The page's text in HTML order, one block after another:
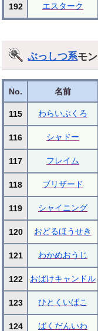
192 エスターク
ぶっしつ系モ
No. 名前
115 わらいぶくろ
116 シャドー
117 フレイム
118 ブリザード
119 シャイニング
120 おどるほうせき
121 わかめおうじ
122 おばけキャンドル
123 ひとくいばこ
124 ばくだんいわ